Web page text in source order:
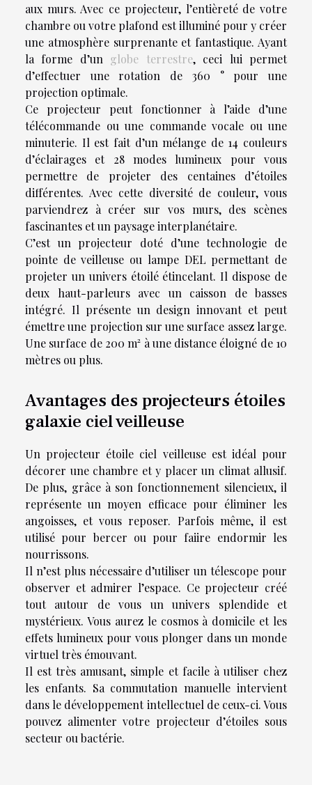
aux murs. Avec ce projecteur, l’entièreté de votre
chambre ou votre plafond est illuminé pour y créer
une atmosphère surprenante et fantastique. Ayant
la forme d’un globe terrestre, ceci lui permet
d’effectuer une rotation de 360 ° pour une
projection optimale.
Ce projecteur peut fonctionner à l’aide d’une
télécommande ou une commande vocale ou une
minuterie. Il est fait d’un mélange de 14 couleurs
d’éclairages et 28 modes lumineux pour vous
permettre de projeter des centaines d’étoiles
différentes. Avec cette diversité de couleur, vous
parviendrez à créer sur vos murs, des scènes
fascinantes et un paysage interplanétaire.
C’est un projecteur doté d’une technologie de
pointe de veilleuse ou lampe DEL permettant de
projeter un univers étoilé étincelant. Il dispose de
deux haut-parleurs avec un caisson de basses
intégré. Il présente un design innovant et peut
émettre une projection sur une surface assez large.
Une surface de 200 m² à une distance éloigné de 10
mètres ou plus.
Avantages des projecteurs étoiles
galaxie ciel veilleuse
Un projecteur étoile ciel veilleuse est idéal pour
décorer une chambre et y placer un climat allusif.
De plus, grâce à son fonctionnement silencieux, il
représente un moyen efficace pour éliminer les
angoisses, et vous reposer. Parfois même, il est
utilisé pour bercer ou pour faiire endormir les
nourrissons.
Il n’est plus nécessaire d’utiliser un télescope pour
observer et admirer l’espace. Ce projecteur créé
tout autour de vous un univers splendide et
mystérieux. Vous aurez le cosmos à domicile et les
effets lumineux pour vous plonger dans un monde
virtuel très émouvant.
Il est très amusant, simple et facile à utiliser chez
les enfants. Sa commutation manuelle intervient
dans le développement intellectuel de ceux-ci. Vous
pouvez alimenter votre projecteur d’étoiles sous
secteur ou bactérie.